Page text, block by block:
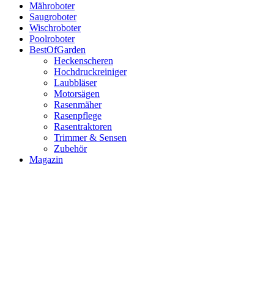
Mähroboter
Saugroboter
Wischroboter
Poolroboter
BestOfGarden
Heckenscheren
Hochdruckreiniger
Laubbläser
Motorsägen
Rasenmäher
Rasenpflege
Rasentraktoren
Trimmer & Sensen
Zubehör
Magazin